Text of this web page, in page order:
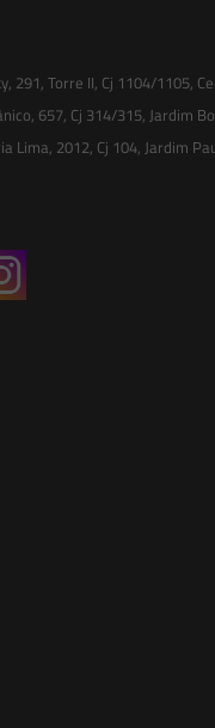
291, Torre II, Cj 1104/1105,
657, Cj 314/315, Jardim
Lima, 2012, Cj 104, Jardim